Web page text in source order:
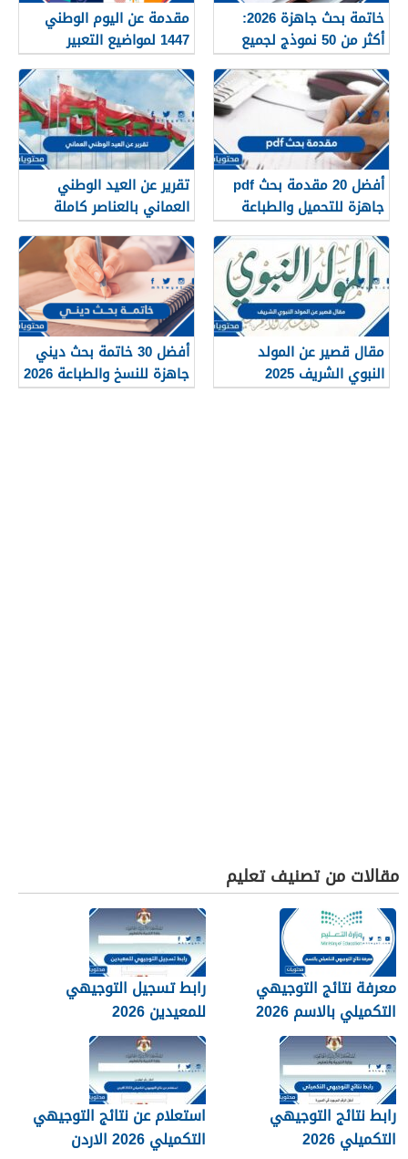
خاتمة بحث جاهزة 2026:
أكثر من 50 نموذج لجميع
البحوث للطباعة
مقدمة عن اليوم الوطني
1447 لمواضيع التعبير
والأبحاث
أفضل 20 مقدمة بحث pdf
جاهزة للتحميل والطباعة
2026
تقرير عن العيد الوطني
العماني بالعناصر كاملة
2026
مقال قصير عن المولد
النبوي الشريف 2025
أفضل 30 خاتمة بحث ديني
جاهزة للنسخ والطباعة 2026
مقالات من تصنيف تعليم
معرفة نتائج التوجيهي
التكميلي بالاسم 2026
رابط تسجيل التوجيهي
للمعيدين 2026
رابط نتائج التوجيهي
التكميلي 2026
استعلام عن نتائج التوجيهي
التكميلي 2026 الاردن